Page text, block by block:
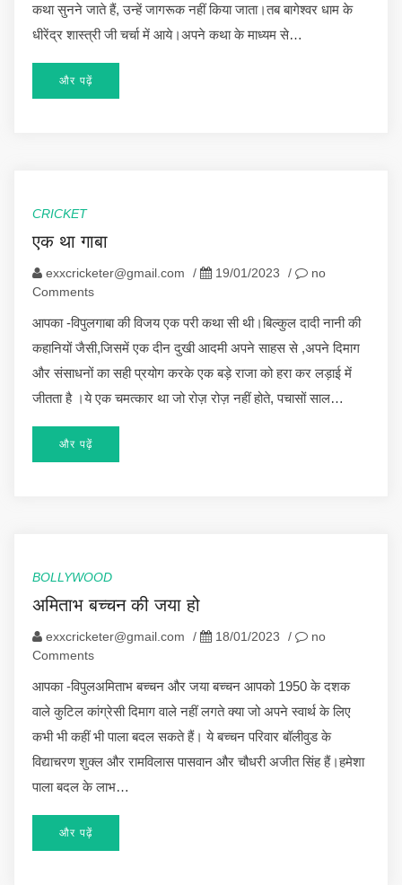
कथा सुनने जाते हैं, उन्हें जागरूक नहीं किया जाता।तब बागेश्वर धाम के
धीरेंद्र शास्त्री जी चर्चा में आये।अपने कथा के माध्यम से…
और पढ़ें
CRICKET
एक था गाबा
exxcricketer@gmail.com / 19/01/2023 /
no
Comments
आपका -विपुलगाबा की विजय एक परी कथा सी थी।बिल्कुल दादी नानी की
कहानियों जैसी,जिसमें एक दीन दुखी आदमी अपने साहस से ,अपने दिमाग
और संसाधनों का सही प्रयोग करके एक बड़े राजा को हरा कर लड़ाई में
जीतता है ।ये एक चमत्कार था जो रोज़ रोज़ नहीं होते, पचासों साल…
और पढ़ें
BOLLYWOOD
अमिताभ बच्चन की जया हो
exxcricketer@gmail.com / 18/01/2023 /
no
Comments
आपका -विपुलअमिताभ बच्चन और जया बच्चन आपको 1950 के दशक
वाले कुटिल कांग्रेसी दिमाग वाले नहीं लगते क्या जो अपने स्वार्थ के लिए
कभी भी कहीं भी पाला बदल सकते हैं। ये बच्चन परिवार बॉलीवुड के
विद्याचरण शुक्ल और रामविलास पासवान और चौधरी अजीत सिंह हैं।हमेशा
पाला बदल के लाभ…
और पढ़ें